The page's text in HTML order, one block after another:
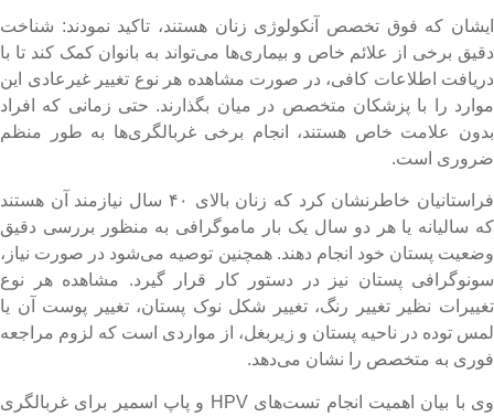
که فوق تخصص آنکولوژی زنان هستند، تاکید نمودند: شناخت
برخی از علائم خاص و بیماری‌ها می‌تواند به بانوان کمک کند تا با
اطلاعات کافی، در صورت مشاهده هر نوع تغییر غیرعادی این
را با پزشکان متخصص در میان بگذارند. حتی زمانی که افراد
علامت خاص هستند، انجام برخی غربالگری‌‌ها به طور منظم
است.
فراستانیان خاطرنشان کرد که زنان بالای ۴۰ سال نیازمند آن هستند
سالیانه یا هر دو سال یک بار ماموگرافی به منظور بررسی دقیق
پستان خود انجام دهند. همچنین توصیه می‌شود در صورت نیاز،
پستان نیز در دستور کار قرار گیرد. مشاهده هر نوع
نظیر تغییر رنگ، تغییر شکل نوک پستان، تغییر پوست آن یا
توده در ناحیه پستان و زیربغل، از مواردی است که لزوم مراجعه
به متخصص را نشان می‌دهد.
وی با بیان اهمیت انجام تست‌های HPV و پاپ اسمیر برای غربالگری